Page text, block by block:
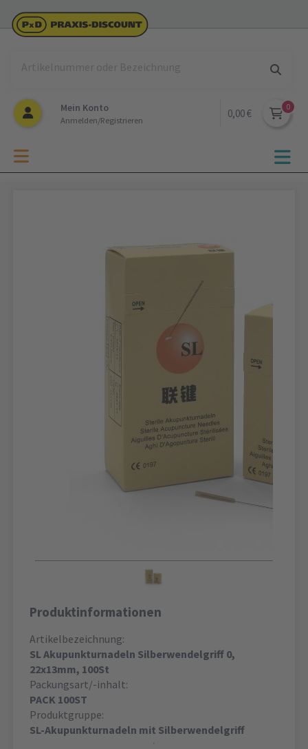
Mein Konto
Anmelden/Registrieren
0,00 €
Produktinformationen
Artikelbezeichnung:
SL Akupunkturnadeln Silberwendelgriff 0,
22x13mm, 100St
Packungsart/-inhalt:
PACK 100ST
Produktgruppe:
SL-Akupunkturnadeln mit Silberwendelgriff